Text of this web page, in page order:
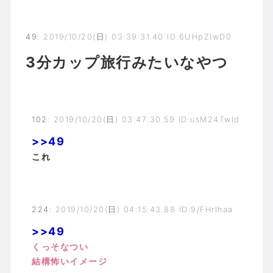
49 : 2019/10/20(日) 03:39:31.40 ID:6UHpZIwD0
3分カップ旅行みたいなやつ
102 : 2019/10/20(日) 03:47:30.59 ID:usM24Twld
>>49
これ
224 : 2019/10/20(日) 04:15:43.88 ID:9/FHrIhaa
>>49
くっそなつい
結構怖いイメージ